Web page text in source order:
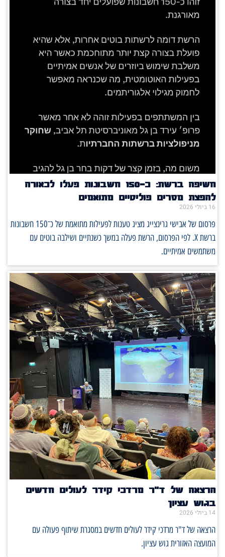
חשיפה ברשת: כ־150 חשבונות פעלו לכאורה
להפצת מסרים פוליטיים מתואמים
16 ביולי 2026
פרסום של אבישי גרינצייג מציג טענות לפעילות מתואמת של כ־150 חשבונות
ברשת X. לפי הפרסום, הרשת פעלה במשך כשנתיים ושילבה בוטים עם
משתמשים אמיתיים.
הרצאה של ד"ר מרדכי קידר לעולים חדשים
בגוש עציון
14 ביולי 2026
הרצאה של ד"ר מרדכי קידר לעולים חדשים במסגרת שיתוף פעולה עם
המועצה האזורית גוש עציון.